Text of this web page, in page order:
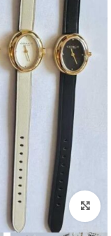
اضغط للتكبير